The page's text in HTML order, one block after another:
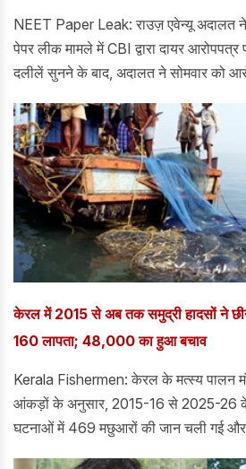
NEET Paper Leak: राउज़ एवेन्यू अदालत ने शुक्रवार को NEET UG
पेपर लीक मामले में CBI द्वारा दायर
दलीलें सुनने के बाद, अदालत ने सोमवार को
खिलाफ लगभग 20,000 पृष्ठों का आरोपपत्र
केरल में 2015 से अब तक समुद्री हादसों ने
160 लापता; 48,000 का हुआ बचाव
Kerala Fishermen: केरल के मत्स्य पालन
आंकड़ों के अनुसार, 2015-16 से 2025-26
घटनाओं में 469 मछुआरों की जान चली गई